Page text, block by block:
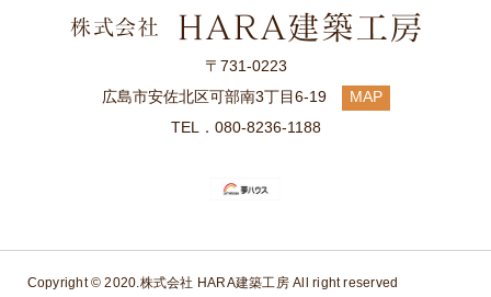
〒731-0223
広島市安佐北区可部南3丁目6-19
MAP
TEL．080-8236-1188
Copyright © 2020.株式会社 HARA建築工房 All right reserved